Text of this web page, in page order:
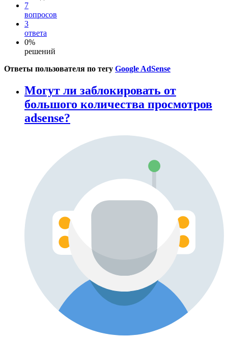
7
вопросов
3
ответа
0%
решений
Ответы пользователя по тегу Google AdSense
Могут ли заблокировать от
большого количества просмотров
adsense?